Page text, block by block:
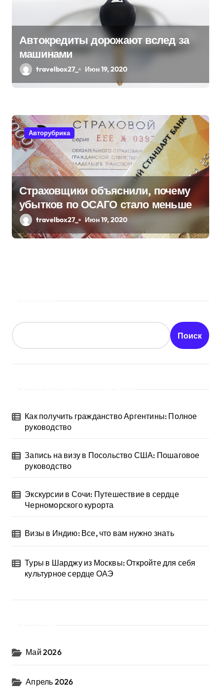
Автокредиты дорожают вслед за
машинами
travelbox27_ Июн 19, 2020
Авторубрика
Страховщики объяснили, почему
убытков по ОСАГО стало меньше
travelbox27_ Июн 19, 2020
Поиск
Как получить гражданство Аргентины: Полное
руководство
Запись на визу в Посольство США: Пошаговое
руководство
Экскурсии в Сочи: Путешествие в сердце
Черноморского курорта
Визы в Индию: Все, что вам нужно знать
Туры в Шарджу из Москвы: Откройте для себя
культурное сердце ОАЭ
Май 2026
Апрель 2026